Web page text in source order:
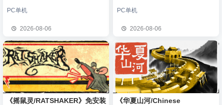
PC单机
2026-08-06
PC单机
2026-08-06
《摇鼠灵/RATSHAKER》免安装
《华夏山河/Chinese